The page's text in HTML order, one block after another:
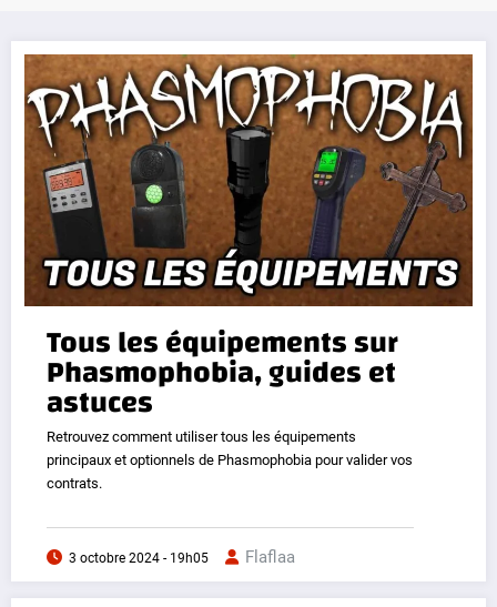
Tous les équipements sur
Phasmophobia, guides et
astuces
Retrouvez comment utiliser tous les équipements
principaux et optionnels de Phasmophobia pour valider vos
contrats.
3 octobre 2024 - 19h05 Flaflaa